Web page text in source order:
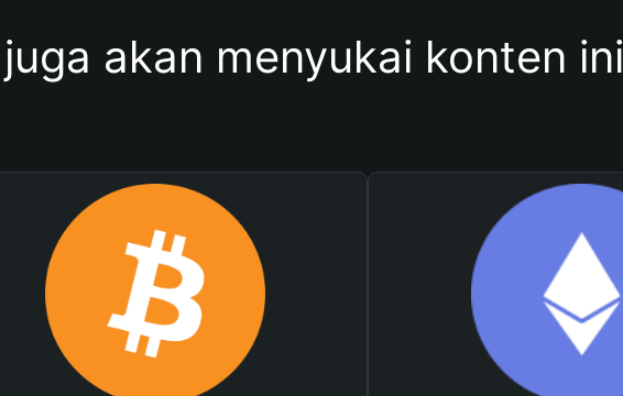
akan menyukai konten ini